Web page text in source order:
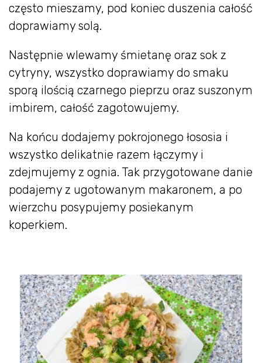
często mieszamy, pod koniec duszenia całość
doprawiamy solą.
Następnie wlewamy śmietanę oraz sok z
cytryny, wszystko doprawiamy do smaku
sporą ilością czarnego pieprzu oraz suszonym
imbirem, całość zagotowujemy.
Na końcu dodajemy pokrojonego łososia i
wszystko delikatnie razem łączymy i
zdejmujemy z ognia. Tak przygotowane danie
podajemy z ugotowanym makaronem, a po
wierzchu posypujemy posiekanym
koperkiem.